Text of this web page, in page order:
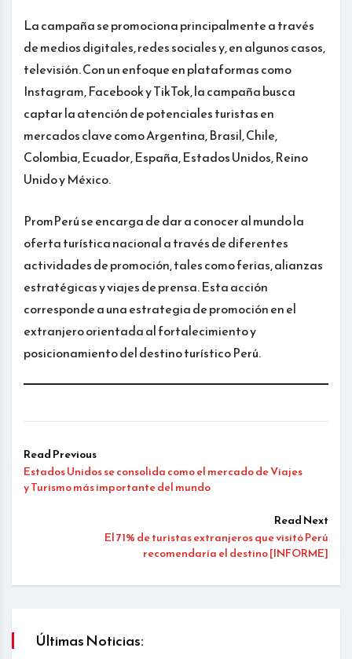
La campaña se promociona principalmente a través
de medios digitales, redes sociales y, en algunos casos,
televisión. Con un enfoque en plataformas como
Instagram, Facebook y TikTok, la campaña busca
captar la atención de potenciales turistas en
mercados clave como Argentina, Brasil, Chile,
Colombia, Ecuador, España, Estados Unidos, Reino
Unido y México.
PromPerú se encarga de dar a conocer al mundo la
oferta turística nacional a través de diferentes
actividades de promoción, tales como ferias, alianzas
estratégicas y viajes de prensa. Esta acción
corresponde a una estrategia de promoción en el
extranjero orientada al fortalecimiento y
posicionamiento del destino turístico Perú.
Read Previous
Estados Unidos se consolida como el mercado de Viajes
y Turismo más importante del mundo
Read Next
El 71% de turistas extranjeros que visitó Perú
recomendaría el destino [INFORME]
Últimas Noticias: